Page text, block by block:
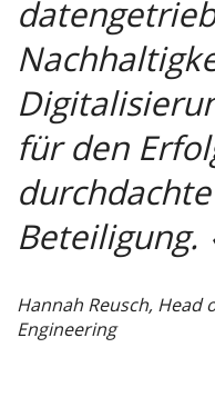
für den
Beteiligung.
Hannah Reusch, Head
Engineering